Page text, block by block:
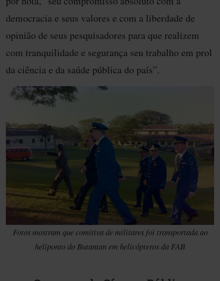
democracia e seus valores e com a liberdade de
opinião de seus pesquisadores para que realizem
com tranquilidade e segurança seu trabalho em prol
da ciência e da saúde pública do país”.
Fotos mostram que comitiva de militares foi transportada ao
heliponto do Butantan em helicópteros da FAB